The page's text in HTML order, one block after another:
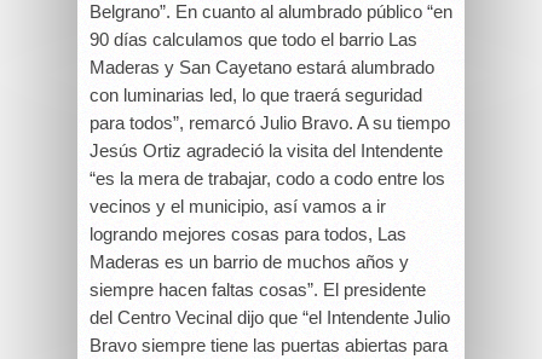
Belgrano”. En cuanto al alumbrado público “en
90 días calculamos que todo el barrio Las
Maderas y San Cayetano estará alumbrado
con luminarias led, lo que traerá seguridad
para todos”, remarcó Julio Bravo. A su tiempo
Jesús Ortiz agradeció la visita del Intendente
“es la mera de trabajar, codo a codo entre los
vecinos y el municipio, así vamos a ir
logrando mejores cosas para todos, Las
Maderas es un barrio de muchos años y
siempre hacen faltas cosas”. El presidente
del Centro Vecinal dijo que “el Intendente Julio
Bravo siempre tiene las puertas abiertas para